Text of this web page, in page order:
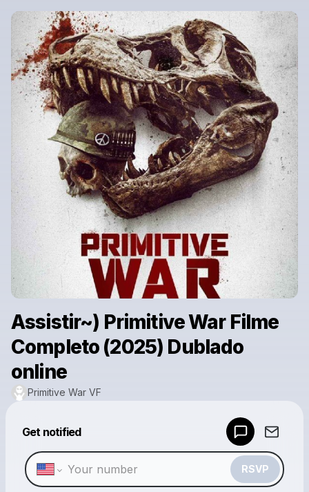
Assistir~) Primitive War Filme
Completo (2025) Dublado
online
Primitive War VF
Get notified
RSVP